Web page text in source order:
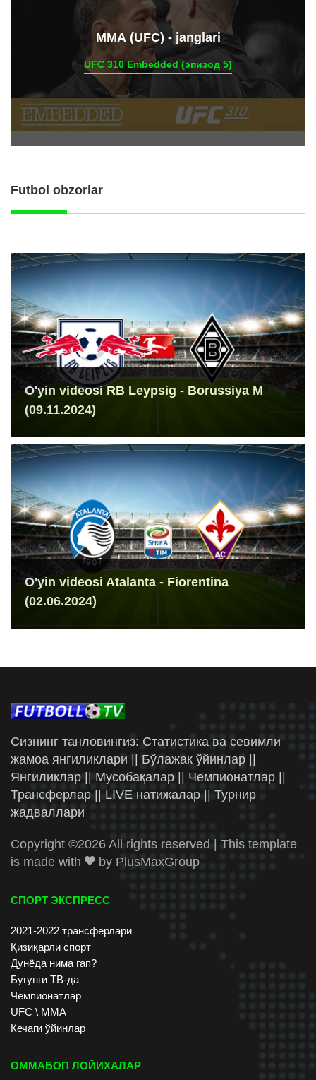
ММА (UFC) - janglari
UFC 310 Embedded (эпизод 5)
Futbol obzorlar
O'yin videosi RB Leypsig - Borussiya M
(09.11.2024)
O'yin videosi Atalanta - Fiorentina
(02.06.2024)
Сизнинг танловингиз: Статистика ва севимли
жамоа янгиликлари || Бўлажак ўйинлар ||
Янгиликлар || Мусобақалар || Чемпионатлар ||
Трансферлар || LIVE натижалар || Турнир
жадваллари
Copyright ©2026 All rights reserved | This template
is made with
by PlusMaxGroup
СПОРТ ЭКСПРЕСС
2021-2022 трансферлари
Қизиқарли спорт
Дунёда нима гап?
Бугунги ТВ-да
Чемпионатлар
UFC \ ММА
Кечаги ўйинлар
ОММАБОП ЛОЙИХАЛАР